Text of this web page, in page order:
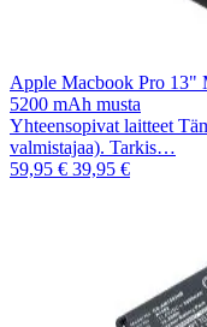
Apple Macbook Pro 13"
5200 mAh musta
Yhteensopivat laitteet
valmistajaa). Tarkis…
59,95 € 39,95 €